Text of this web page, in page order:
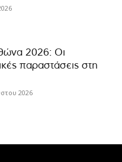
2026: Οι
παραστάσεις στη
2026